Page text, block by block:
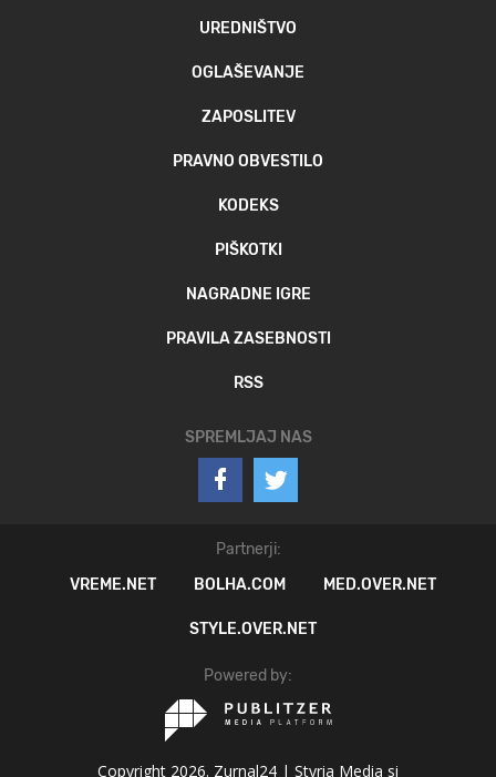
UREDNIŠTVO
OGLAŠEVANJE
ZAPOSLITEV
PRAVNO OBVESTILO
KODEKS
PIŠKOTKI
NAGRADNE IGRE
PRAVILA ZASEBNOSTI
RSS
SPREMLJAJ NAS
Partnerji:
VREME.NET
BOLHA.COM MED.OVER.NET
STYLE.OVER.NET
Powered by:
Copyright 2026. Zurnal24 | Styria Media si